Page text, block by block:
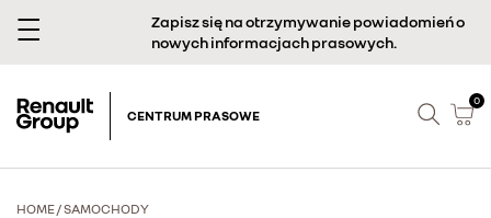
Zapisz się na otrzymywanie powiadomień o
nowych informacjach prasowych.
CENTRUM PRASOWE
0
HOME/SAMOCHODY